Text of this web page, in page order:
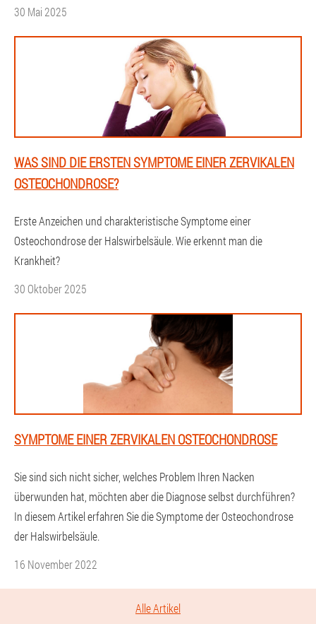
30 Mai 2025
WAS SIND DIE ERSTEN SYMPTOME EINER ZERVIKALEN
OSTEOCHONDROSE?
Erste Anzeichen und charakteristische Symptome einer
Osteochondrose der Halswirbelsäule. Wie erkennt man die
Krankheit?
30 Oktober 2025
SYMPTOME EINER ZERVIKALEN OSTEOCHONDROSE
Sie sind sich nicht sicher, welches Problem Ihren Nacken
überwunden hat, möchten aber die Diagnose selbst durchführen?
In diesem Artikel erfahren Sie die Symptome der Osteochondrose
der Halswirbelsäule.
16 November 2022
Alle Artikel